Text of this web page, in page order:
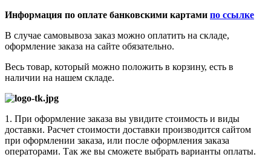
Информация по оплате банковскими картами по ссылке
В случае самовывоза заказ можно оплатить на складе,
оформление заказа на сайте обязательно.
Весь товар, который можно положить в корзину, есть в
наличии на нашем складе.
1. При оформление заказа вы увидите стоимость и виды
доставки. Расчет стоимости доставки производится сайтом
при оформлении заказа, или после оформления заказа
операторами. Так же вы сможете выбрать варианты оплаты.